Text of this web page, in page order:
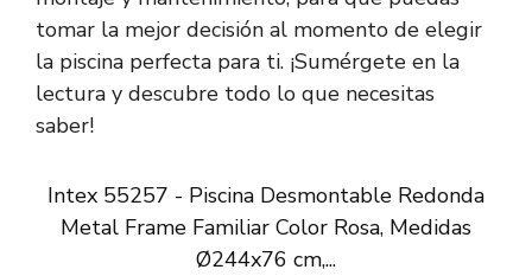
tomar la mejor decisión al momento de elegir
la piscina perfecta para ti. ¡Sumérgete en la
lectura y descubre todo lo que necesitas
saber!
Intex 55257 - Piscina Desmontable Redonda
Metal Frame Familiar Color Rosa, Medidas
Ø244x76 cm,...